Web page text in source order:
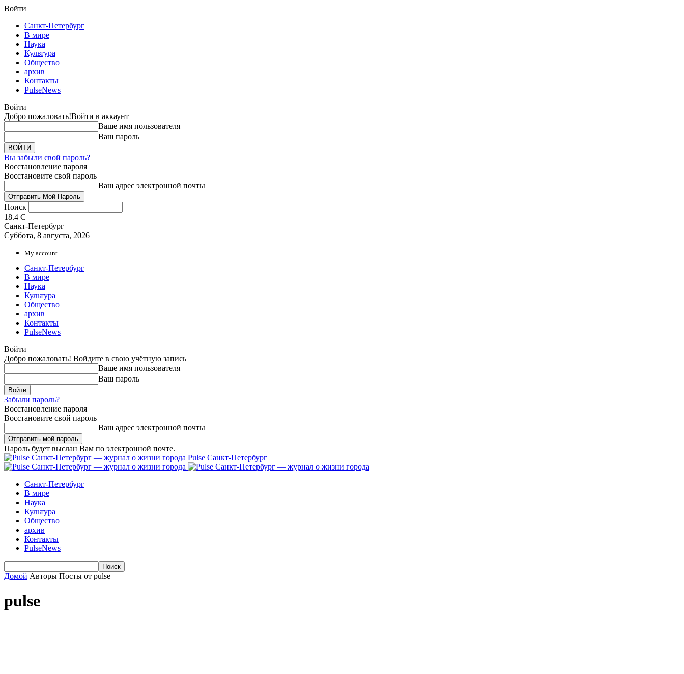
Войти
Санкт-Петербург
В мире
Наука
Культура
Общество
архив
Контакты
PulseNews
Войти
Добро пожаловать!Войти в аккаунт
Ваше имя пользователя
Ваш пароль
Вы забыли свой пароль?
Восстановление пароля
Восстановите свой пароль
Ваш адрес электронной почты
Поиск
18.4 C
Санкт-Петербург
Суббота, 8 августа, 2026
My account
Санкт-Петербург
В мире
Наука
Культура
Общество
архив
Контакты
PulseNews
Войти
Добро пожаловать! Войдите в свою учётную запись
Ваше имя пользователя
Ваш пароль
Забыли пароль?
Восстановление пароля
Восстановите свой пароль
Ваш адрес электронной почты
Пароль будет выслан Вам по электронной почте.
Pulse Санкт-Петербург
Санкт-Петербург
В мире
Наука
Культура
Общество
архив
Контакты
PulseNews
Домой Авторы Посты от pulse
pulse